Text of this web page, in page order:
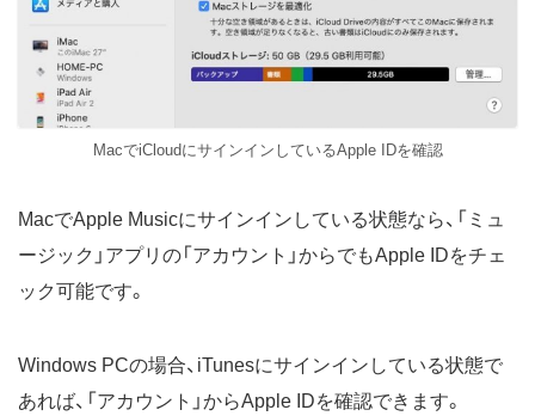
MacでiCloudにサインインしているApple IDを確認
MacでApple Musicにサインインしている状態なら、「ミュ
ージック」アプリの「アカウント」からでもApple IDをチェ
ック可能です。
Windows PCの場合、iTunesにサインインしている状態で
あれば、「アカウント」からApple IDを確認できます。